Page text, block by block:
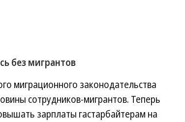
без мигрантов
миграционного законодательства
сотрудников-мигрантов. Теперь
зарплаты гастарбайтерам на